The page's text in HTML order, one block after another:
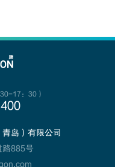
17：30）
岛）有限公司
路885号